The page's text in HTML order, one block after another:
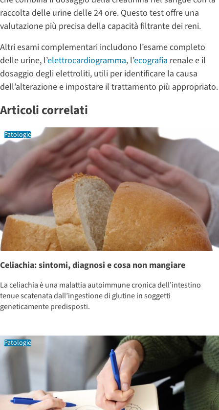
raccolta delle urine delle 24 ore. Questo test offre una
valutazione più precisa della capacità filtrante dei reni.
Altri esami complementari includono l’esame completo
delle urine, l’elettrocardiogramma, l’ecografia renale e il
dosaggio degli elettroliti, utili per identificare la causa
dell’alterazione e impostare il trattamento più appropriato.
Articoli correlati
Celiachia: sintomi, diagnosi e cosa non mangiare
La celiachia è una malattia autoimmune cronica dell’intestino
tenue scatenata dall’ingestione di glutine in soggetti
geneticamente predisposti.
Patologie
Patologie